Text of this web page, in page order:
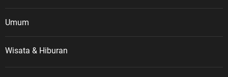
Umum
Wisata & Hiburan